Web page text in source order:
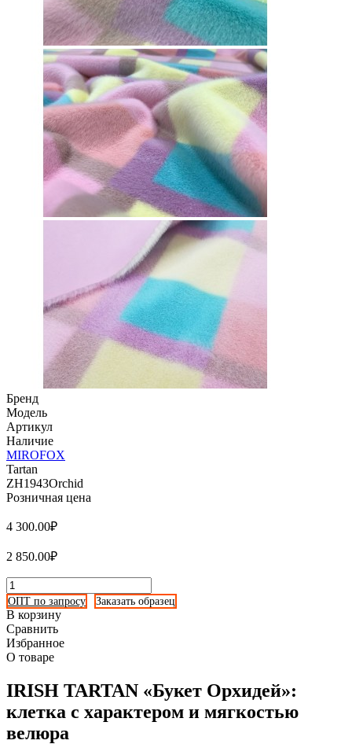
Бренд
Модель
Артикул
Наличие
MIROFOX
Tartan
ZH1943Orchid
Розничная цена
4 300.00₽
2 850.00₽
ОПТ по запросу Заказать образец
В корзину
Сравнить
Избранное
О товаре
IRISH TARTAN «Букет Орхидей»:
клетка с характером и мягкостью
велюра